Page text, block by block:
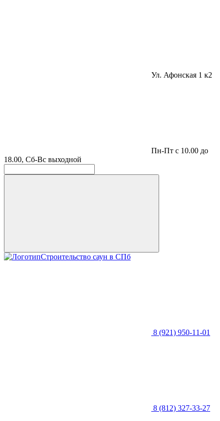
Ул. Афонская 1 к2
Пн-Пт с 10.00 до
18.00, Сб-Вс выходной
Строительство саун в СПб
8 (921) 950-11-01
8 (812) 327-33-27